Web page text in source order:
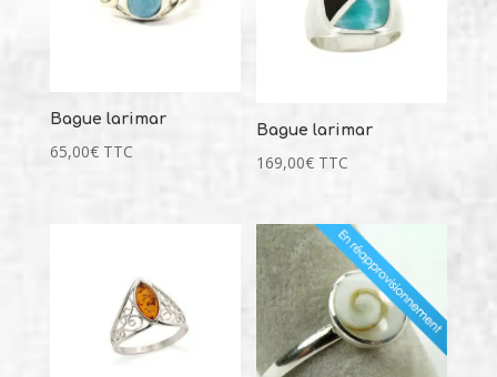
Bague larimar
65,00€ TTC
Bague larimar
169,00€ TTC